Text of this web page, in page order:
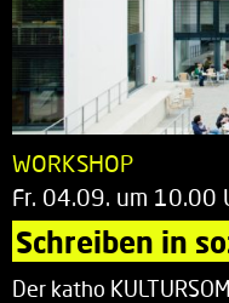
WORKSHOP
Fr. 04.09. um 10.00
Schreiben in
Der katho